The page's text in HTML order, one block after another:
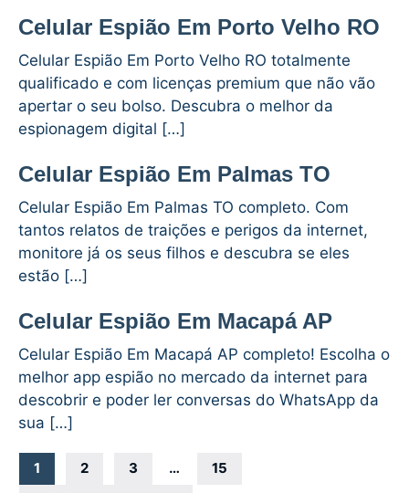
Celular Espião Em Porto Velho RO
Celular Espião Em Porto Velho RO totalmente
qualificado e com licenças premium que não vão
apertar o seu bolso. Descubra o melhor da
espionagem digital […]
Celular Espião Em Palmas TO
Celular Espião Em Palmas TO completo. Com
tantos relatos de traições e perigos da internet,
monitore já os seus filhos e descubra se eles
estão […]
Celular Espião Em Macapá AP
Celular Espião Em Macapá AP completo! Escolha o
melhor app espião no mercado da internet para
descobrir e poder ler conversas do WhatsApp da
sua […]
Navegação
1 2 3 …
15